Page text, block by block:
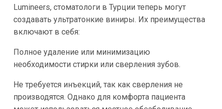
Lumineers, стоматологи в Турции теперь могут
создавать ультратонкие виниры. Их преимущества
включают в себя:
Полное удаление или минимизацию
необходимости стирки или сверления зубов.
Не требуется инъекций, так как сверления не
производятся. Однако для комфорта пациента